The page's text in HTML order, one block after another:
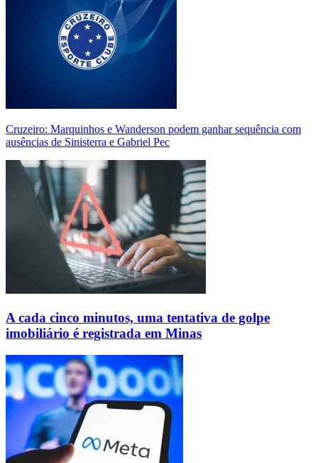
Cruzeiro: Marquinhos e Wanderson podem ganhar sequência com
ausências de Sinisterra e Gabriel Pec
A cada cinco minutos, uma tentativa de golpe
imobiliário é registrada em Minas